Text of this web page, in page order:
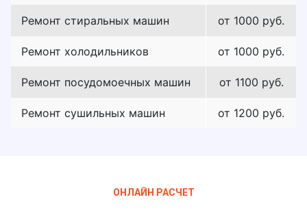
Ремонт стиральных машин от 1000 руб.
Ремонт холодильников от 1000 руб.
Ремонт посудомоечных машин от 1100 руб.
Ремонт сушильных машин от 1200 руб.
ОНЛАЙН РАСЧЕТ